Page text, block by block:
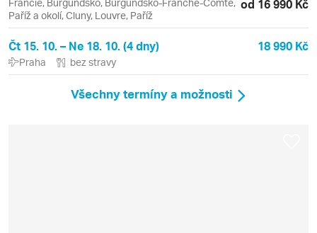
Francie, Burgundsko, Burgundsko-Franche-Comté,
Paříž a okolí, Cluny, Louvre, Paříž
od 16 990 Kč
Čt 15. 10. – Ne 18. 10. (4 dny) 18 990 Kč
Praha bez stravy
Všechny termíny a možnosti